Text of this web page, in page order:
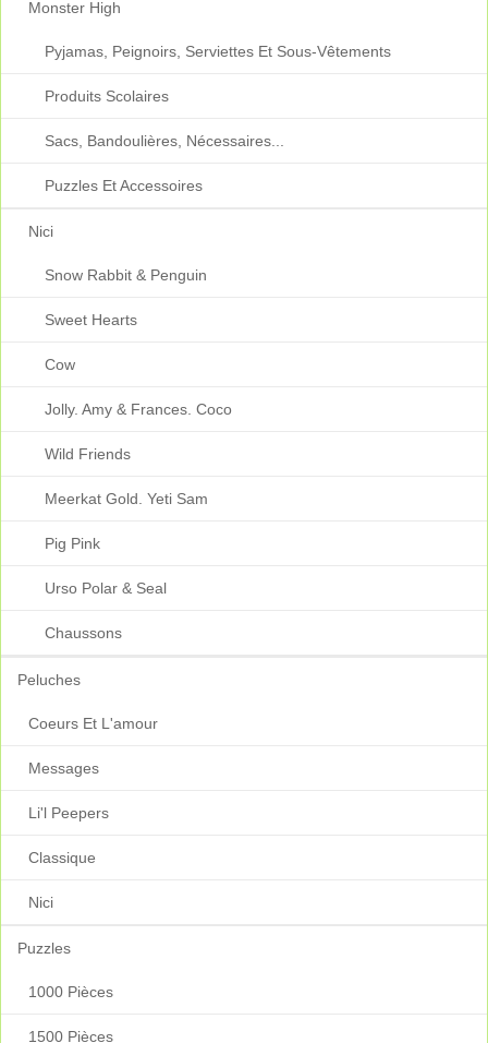
Monster High
Pyjamas, Peignoirs, Serviettes Et Sous-Vêtements
Produits Scolaires
Sacs, Bandoulières, Nécessaires...
Puzzles Et Accessoires
Nici
Snow Rabbit & Penguin
Sweet Hearts
Cow
Jolly. Amy & Frances. Coco
Wild Friends
Meerkat Gold. Yeti Sam
Pig Pink
Urso Polar & Seal
Chaussons
Peluches
Coeurs Et L'amour
Messages
Li'l Peepers
Classique
Nici
Puzzles
1000 Pièces
1500 Pièces